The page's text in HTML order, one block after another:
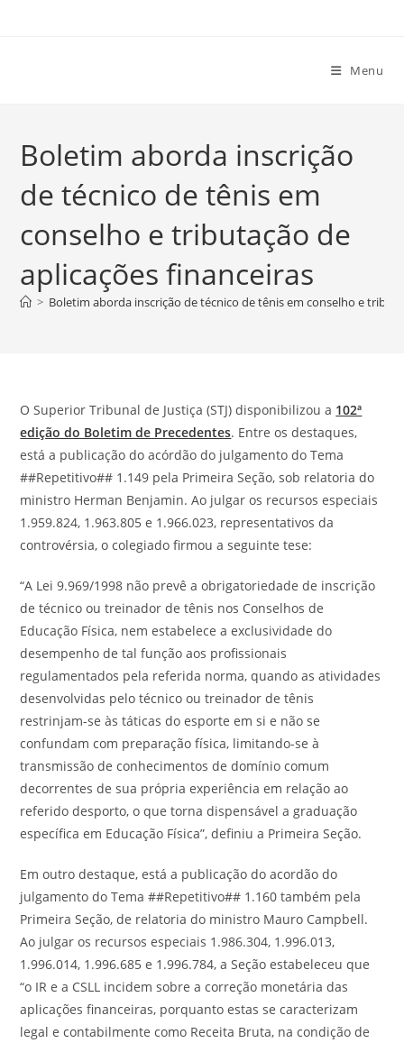
Menu
Boletim aborda inscrição
de técnico de tênis em
conselho e tributação de
aplicações financeiras
> Boletim aborda inscrição de técnico de tênis em conselho e
O Superior Tribunal de Justiça (STJ) disponibilizou a 102ª
edição do Boletim de Precedentes. Entre os destaques,
está a publicação do acórdão do julgamento do Tema
##Repetitivo## 1.149 pela Primeira Seção, sob relatoria do
ministro Herman Benjamin. Ao julgar os recursos especiais
1.959.824, 1.963.805 e 1.966.023, representativos da
controvérsia, o colegiado firmou a seguinte tese:
“A Lei 9.969/1998 não prevê a obrigatoriedade de inscrição
de técnico ou treinador de tênis nos Conselhos de
Educação Física, nem estabelece a exclusividade do
desempenho de tal função aos profissionais
regulamentados pela referida norma, quando as atividades
desenvolvidas pelo técnico ou treinador de tênis
restrinjam-se às táticas do esporte em si e não se
confundam com preparação física, limitando-se à
transmissão de conhecimentos de domínio comum
decorrentes de sua própria experiência em relação ao
referido desporto, o que torna dispensável a graduação
específica em Educação Física”, definiu a Primeira Seção.
Em outro destaque, está a publicação do acordão do
julgamento do Tema ##Repetitivo## 1.160 também pela
Primeira Seção, de relatoria do ministro Mauro Campbell.
Ao julgar os recursos especiais 1.986.304, 1.996.013,
1.996.014, 1.996.685 e 1.996.784, a Seção estabeleceu que
“o IR e a CSLL incidem sobre a correção monetária das
aplicações financeiras, porquanto estas se caracterizam
legal e contabilmente como Receita Bruta, na condição de